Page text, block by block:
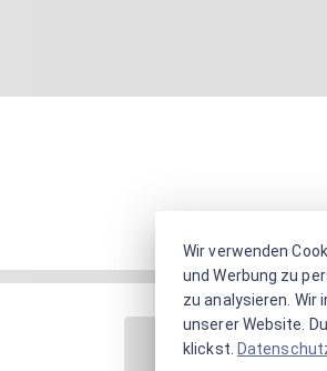
Wir verwenden
und Werbung zu
zu analysieren. Wir
unserer Website.
klickst.